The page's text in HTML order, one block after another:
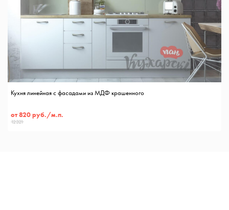
Кухня линейная с фасадами из МДФ крашенного
от 820 руб./м.п.
12321